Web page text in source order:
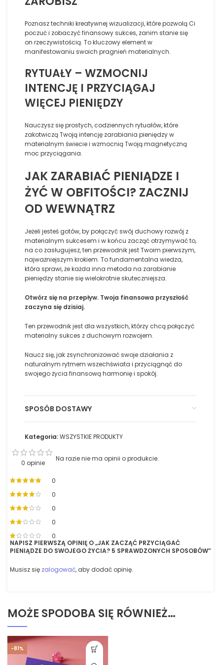
Poznasz techniki kreatywnej wizualizacji, które pozwolą Ci
poczuć i zobaczyć finansowy sukces, zanim stanie się
on rzeczywistością. To kluczowy element w
manifestowaniu swoich pragnień materialnych.
RYTUAŁY – WZMOCNIJ
INTENCJĘ I PRZYCIĄGAJ
WIĘCEJ PIENIĘDZY
Nauczysz się prostych, codziennych rytuałów, które
zakotwiczą Twoją intencję zarabiania pieniędzy w
materialnym świecie i wzmocnią Twoją magnetyczną
moc przyciągania.
JAK ZARABIAĆ PIENIĄDZE I
ŻYĆ W OBFITOŚCI? ZACZNIJ
OD WEWNĄTRZ
Jeżeli jesteś gotów, by połączyć swój duchowy rozwój z
materialnym sukcesem i w końcu zacząć otrzymywać to,
na co zasługujesz, ten przewodnik jest Twoim pierwszym,
najważniejszym krokiem. To fundamentalna wiedza,
która sprawi, że każda inna metoda na zarabianie
pieniędzy stanie się wielokrotnie skuteczniejsza.
Otwórz się na przepływ. Twoja finansowa przyszłość
zaczyna się dzisiaj.
Ten przewodnik jest dla wszystkich, którzy chcą połączyć
materialny sukces z duchowym rozwojem.
Naucz się, jak zsynchronizować swoje działania z
naturalnym rytmem wszechświata i przyciągnąć do
swojego życia finansową harmonię i spokój.
SPOSÓB DOSTAWY
Kategoria:WSZYSTKIE PRODUKTY
0 opinie
0
0
0
0
0
Na razie nie ma opinii o produkcie.
NAPISZ PIERWSZĄ OPINIĘ O „JAK ZACZĄĆ PRZYCIĄGAĆ
PIENIĄDZE DO SWOJEGO ŻYCIA? 5 SPRAWDZONYCH SPOSOBÓW”
Musisz się zalogować, aby dodać opinię.
MOŻE SPODOBA SIĘ RÓWNIEŻ…
-81%